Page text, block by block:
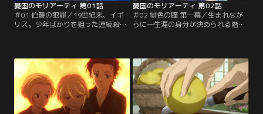
憂国のモリアーティ 第01話
＃01 伯爵の犯罪／19世紀末、イギ
リス。少年ばかりを狙った連続殺人
ら犯人がとある貴族であることを探
り当てる。特権階級の立場を利用
し、弱い立場の少年たちを慰み者に
する殺人犯を断罪すべく、“犯罪相
談役（クライムコンサルタン
ト）”であるウィリアムが…。
憂国のモリアーティ 第02話
＃02 緋色の瞳 第一幕／生まれなが
らに一生涯の身分が決められる階級
活動で訪れたラグド・スクールで不
思議な魅力を持った孤児の少年に出
会う。大人顔負けの博識でどんな相
談にも応える彼のもとに自然と集ま
る人々。そしてアルバートもまた彼
にある提案を持ちかける。